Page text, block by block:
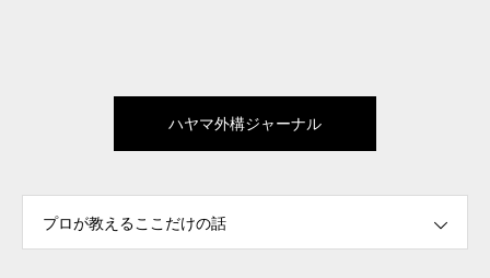
ハヤマ外構ジャーナル
プロが教えるここだけの話